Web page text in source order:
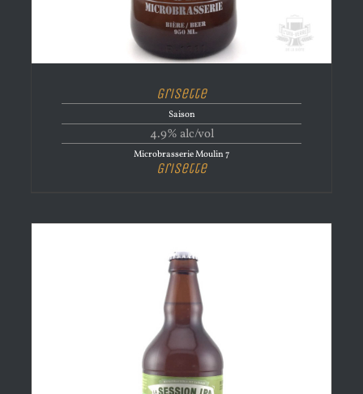
Grisette
Saison
4.9% alc/vol
Microbrasserie Moulin 7
Grisette